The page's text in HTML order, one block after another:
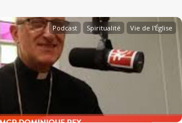
Podcast Spiritualité Vie de l'Église